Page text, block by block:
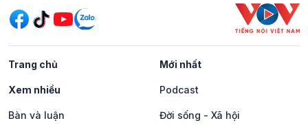
Trang chủ Mới nhất
Xem nhiều Podcast
Bàn và luận Đời sống - Xã hội